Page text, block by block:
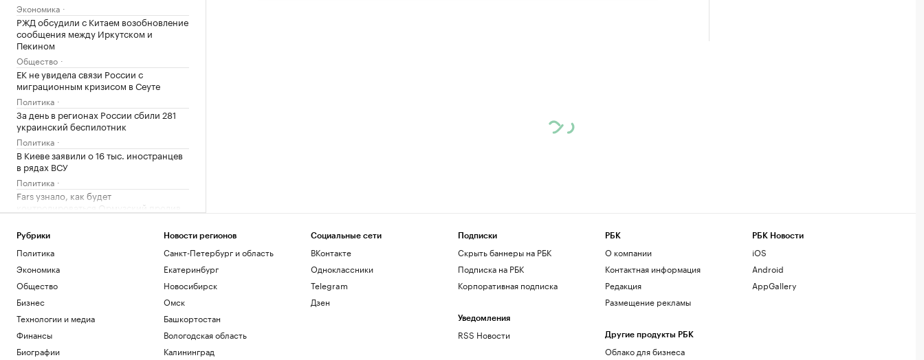
Экономика
РЖД обсудили с Китаем возобновление
сообщения между Иркутском и
Пекином
Общество
ЕК не увидела связи России с
миграционным кризисом в Сеуте
Политика
За день в регионах России сбили 281
украинский беспилотник
Политика
В Киеве заявили о 16 тыс. иностранцев
в рядах ВСУ
Политика
Fars узнало, как будет
контролироваться Ормузский пролив
«Ижавиа» занялась восстановлением
сертификата эксплуатанта
Рубрики
Политика
Экономика
Общество
Бизнес
Технологии и медиа
Финансы
Биографии
Новости регионов
Санкт-Петербург и область
Екатеринбург
Новосибирск
Омск
Башкортостан
Вологодская область
Калининград
Социальные сети
ВКонтакте
Одноклассники
Telegram
Дзен
Подписки
Скрыть баннеры на РБК
Подписка на РБК
Корпоративная подписка
Уведомления
RSS Новости
РБК
О компании
Контактная информация
Редакция
Размещение рекламы
Другие продукты РБК
Облако для бизнеса
РБК Новости
iOS
Android
AppGallery